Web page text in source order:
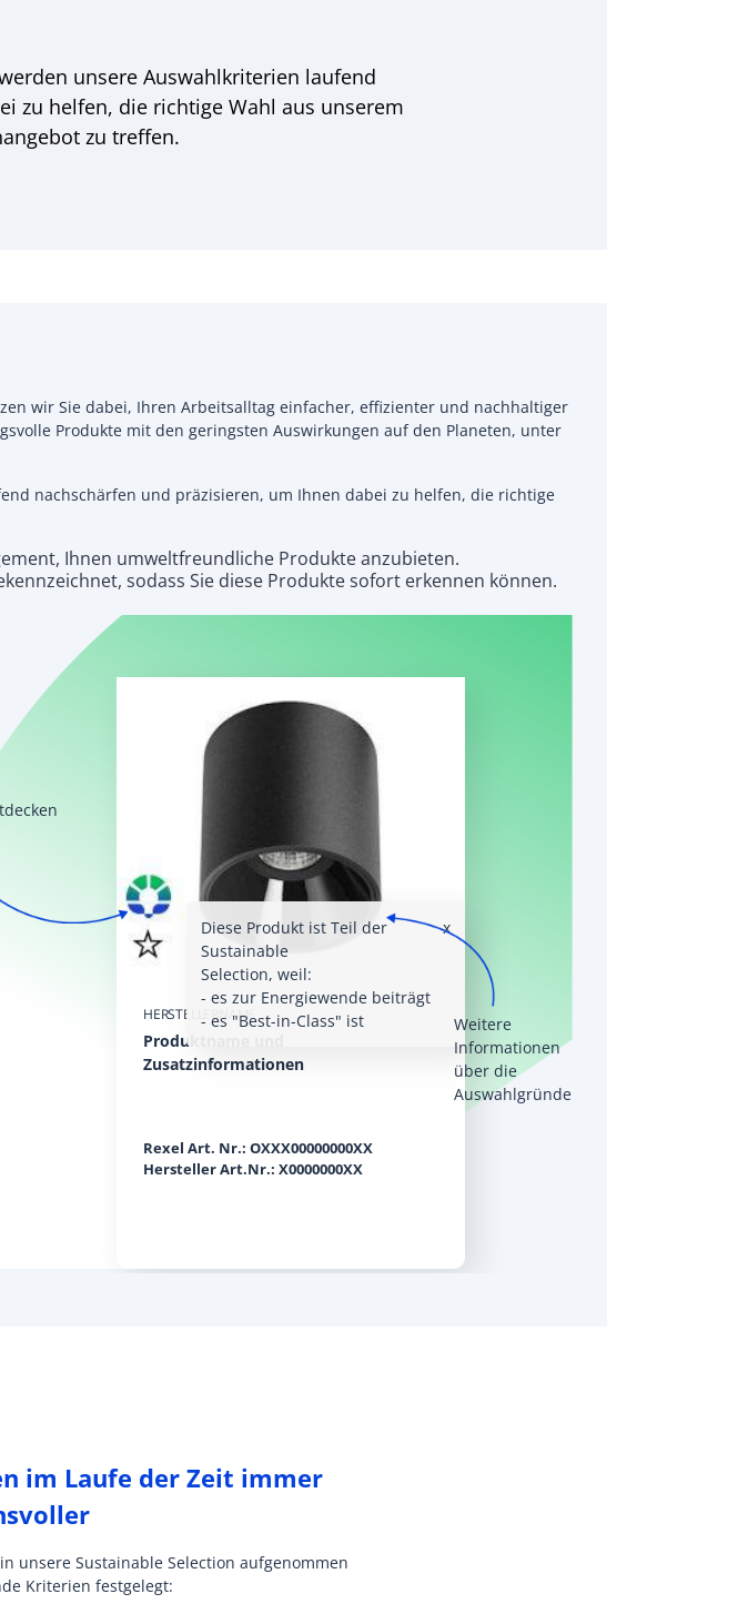
unsere Auswahlkriterien laufend
zu helfen, die richtige Wahl aus unserem
zu treffen.
wir Sie dabei, Ihren Arbeitsalltag einfacher, effizienter und nachhaltiger
Produkte mit den geringsten Auswirkungen auf den Planeten, unter
nachschärfen und präzisieren, um Ihnen dabei zu helfen, die richtige
Ihnen umweltfreundliche Produkte anzubieten.
sodass Sie diese Produkte sofort erkennen können.
Weitere
Informationen
über die
Auswahlgründe
x
Diese Produkt ist Teil der
Sustainable
Selection, weil:
- es zur Energiewende beiträgt
- es "Best-in-Class" ist
HERSTELLERNAME
Produktname und
Zusatzinformationen
Rexel Art. Nr.: OXXX00000000XX
Hersteller Art.Nr.: X0000000XX
im Laufe der Zeit immer
unsere Sustainable Selection aufgenommen
Kriterien festgelegt: